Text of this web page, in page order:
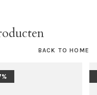
BACK TO HOME